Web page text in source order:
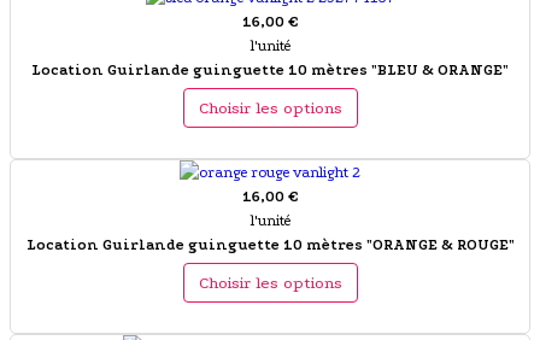
16,00 €
l'unité
Location Guirlande guinguette 10 mètres "BLEU & ORANGE"
Choisir les options
16,00 €
l'unité
Location Guirlande guinguette 10 mètres "ORANGE & ROUGE"
Choisir les options